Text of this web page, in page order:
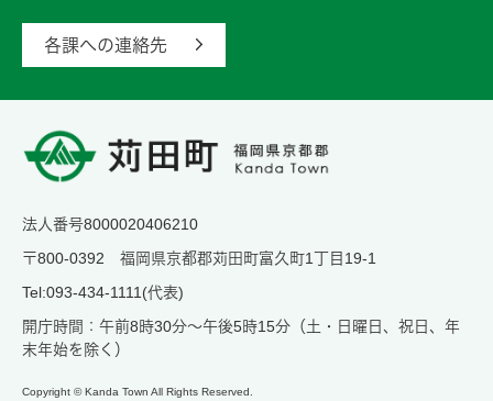
各課への連絡先
法人番号8000020406210
〒800-0392 福岡県京都郡苅田町富久町1丁目19-1
Tel:093-434-1111(代表)
開庁時間：午前8時30分～午後5時15分（土・日曜日、祝日、年
末年始を除く）
Copyright © Kanda Town All Rights Reserved.